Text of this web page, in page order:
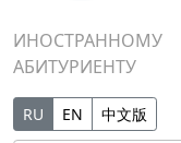
ИНОСТРАННОМУ
АБИТУРИЕНТУ
RU EN 中文版